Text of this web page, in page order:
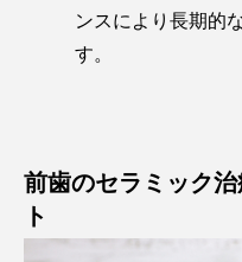
ンスにより長期的
す。
前歯のセラミック
ト